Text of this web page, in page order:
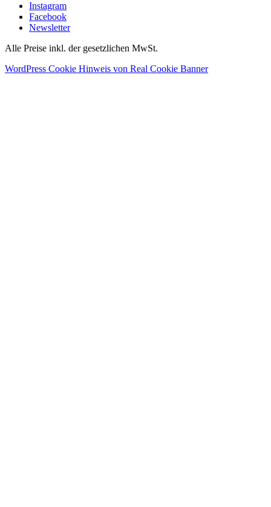
Instagram
Facebook
Newsletter
Alle Preise inkl. der gesetzlichen MwSt.
WordPress Cookie Hinweis von Real Cookie Banner